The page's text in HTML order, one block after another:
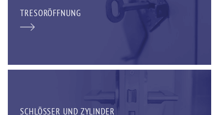
TRESORÖFFNUNG
SCHLÖSSER UND ZYLINDER